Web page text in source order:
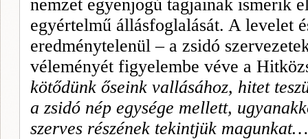
nemzet egyenjogú tagjainak ismerik
egyértelmű állásfog­lalását. A levelet
eredménytelenül – a zsidó
véleményét figyelembe véve a
kötődünk őse­ink vallásához, hitet
a zsidó nép egysége mellett,
szerves részének tekintjük magunkat…